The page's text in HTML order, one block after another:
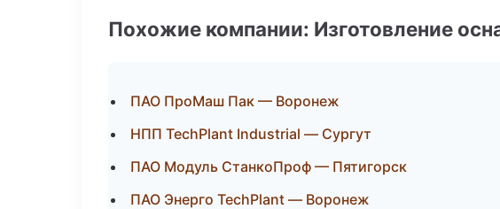
Похожие компании: Изготовление
ПАО ПроМаш Пак — Воронеж
НПП TechPlant Industrial — Сургут
ПАО Модуль СтанкоПроф — Пятигорск
ПАО Энерго TechPlant — Воронеж